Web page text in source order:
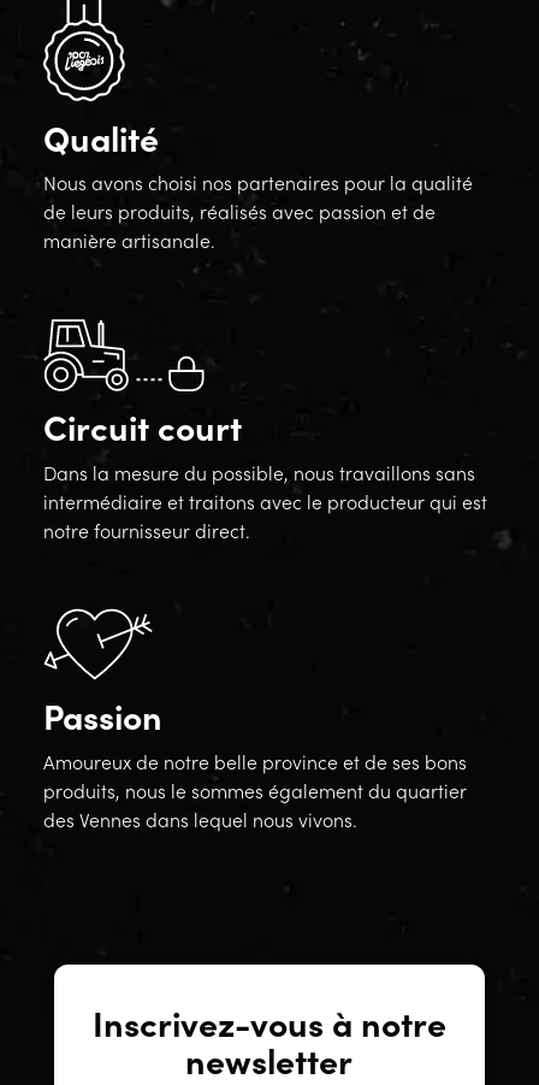
Qualité
Nous avons choisi nos partenaires pour la qualité
de leurs produits, réalisés avec passion et de
manière artisanale.
Circuit court
Dans la mesure du possible, nous travaillons sans
intermédiaire et traitons avec le producteur qui est
notre fournisseur direct.
Passion
Amoureux de notre belle province et de ses bons
produits, nous le sommes également du quartier
des Vennes dans lequel nous vivons.
Inscrivez-vous à notre
newsletter